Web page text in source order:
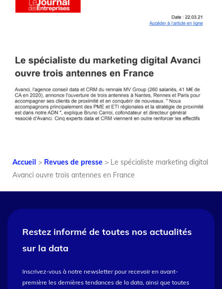
Accueil > Revues de presse > Le spécialiste marketing digital
Avanci ouvre trois antennes en France
Restez informé de toutes nos actualités
sur la data
Inscrivez-vous à notre newsletter pour recevoir en avant-
première les dernières tendances de la data, ainsi que toutes